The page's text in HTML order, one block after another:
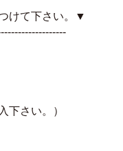
けて下さい。▼
下さい。）